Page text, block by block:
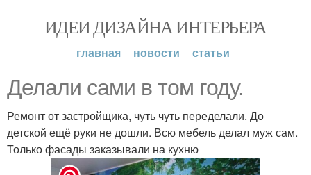
ИДЕИ ДИЗАЙНА ИНТЕРЬЕРА
главная новости статьи
Делали сами в том году.
Ремонт от застройщика, чуть чуть переделали. До
детской ещё руки не дошли. Всю мебель делал муж сам.
Только фасады заказывали на кухню